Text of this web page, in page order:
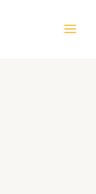
Menu